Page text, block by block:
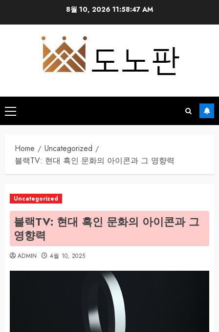
8월 10, 2026 11:58:48 AM
Primary
Menu
Home
Uncategorized
블랙TV: 현대 흑인 문화의 아이콘과 그 영향력
Uncategorized
블랙TV: 현대 흑인 문화의 아이콘과 그
영향력
ADMIN 4월 10, 2025